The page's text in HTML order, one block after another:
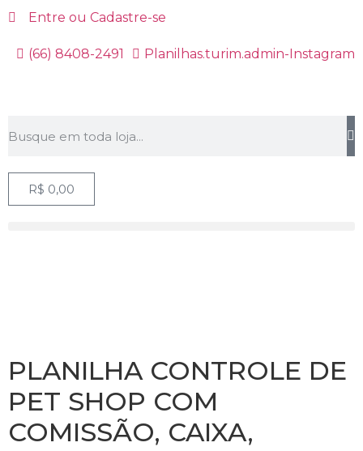
Entre ou Cadastre-se
(66) 8408-2491 Planilhas.turim.admin-Instagram
R$ 0,00
PLANILHA CONTROLE DE
PET SHOP COM
COMISSÃO, CAIXA,